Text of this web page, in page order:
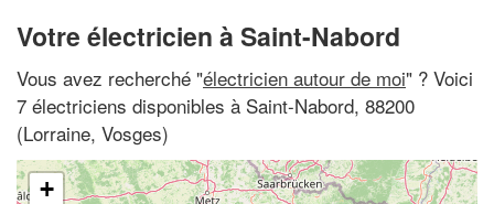
Votre électricien à Saint-Nabord
Vous avez recherché "électricien autour de moi" ? Voici
7 électriciens disponibles à Saint-Nabord, 88200
(Lorraine, Vosges)
+